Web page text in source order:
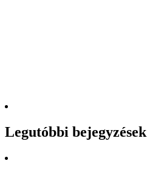
Legutóbbi bejegyzések